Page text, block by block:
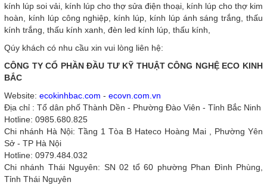
kính lúp soi vải, kính lúp cho thợ sửa điện thoại, kính lúp cho thợ kim
hoàn, kính lúp công nghiệp, kính lúp, kính lúp ánh sáng trắng, thấu
kính trắng, thấu kính xanh, đèn led kính lúp, thấu kính,
Qúy khách có nhu cầu xin vui lòng liên hệ:
CÔNG TY CỔ PHẦN ĐẦU TƯ KỸ THUẬT CÔNG NGHỆ ECO KINH
BẮC
Website: ecokinhbac.com - ecovn.com.vn
Địa chỉ : Tổ dân phố Thành Dền - Phường Đào Viên - Tỉnh Bắc Ninh
Hotline: 0985.680.825
Chi nhánh Hà Nội: Tầng 1 Tòa B Hateco Hoàng Mai , Phường Yên
Sở - TP Hà Nội
Hotline: 0979.484.032
Chi nhánh Thái Nguyên: SN 02 tổ 60 phường Phan Đình Phùng,
Tỉnh Thái Nguyên